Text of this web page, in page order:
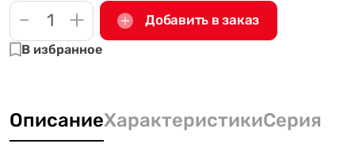
- + Добавить в заказ
В избранное
ОписаниеХарактеристикиСерия